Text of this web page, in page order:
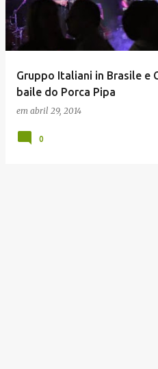
t
a
Gruppo Italiani in Brasile e
baile do Porca Pipa
em abril 29, 2014
0